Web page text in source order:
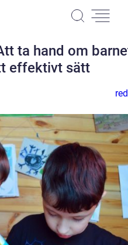
ta hand om
effektivt sätt